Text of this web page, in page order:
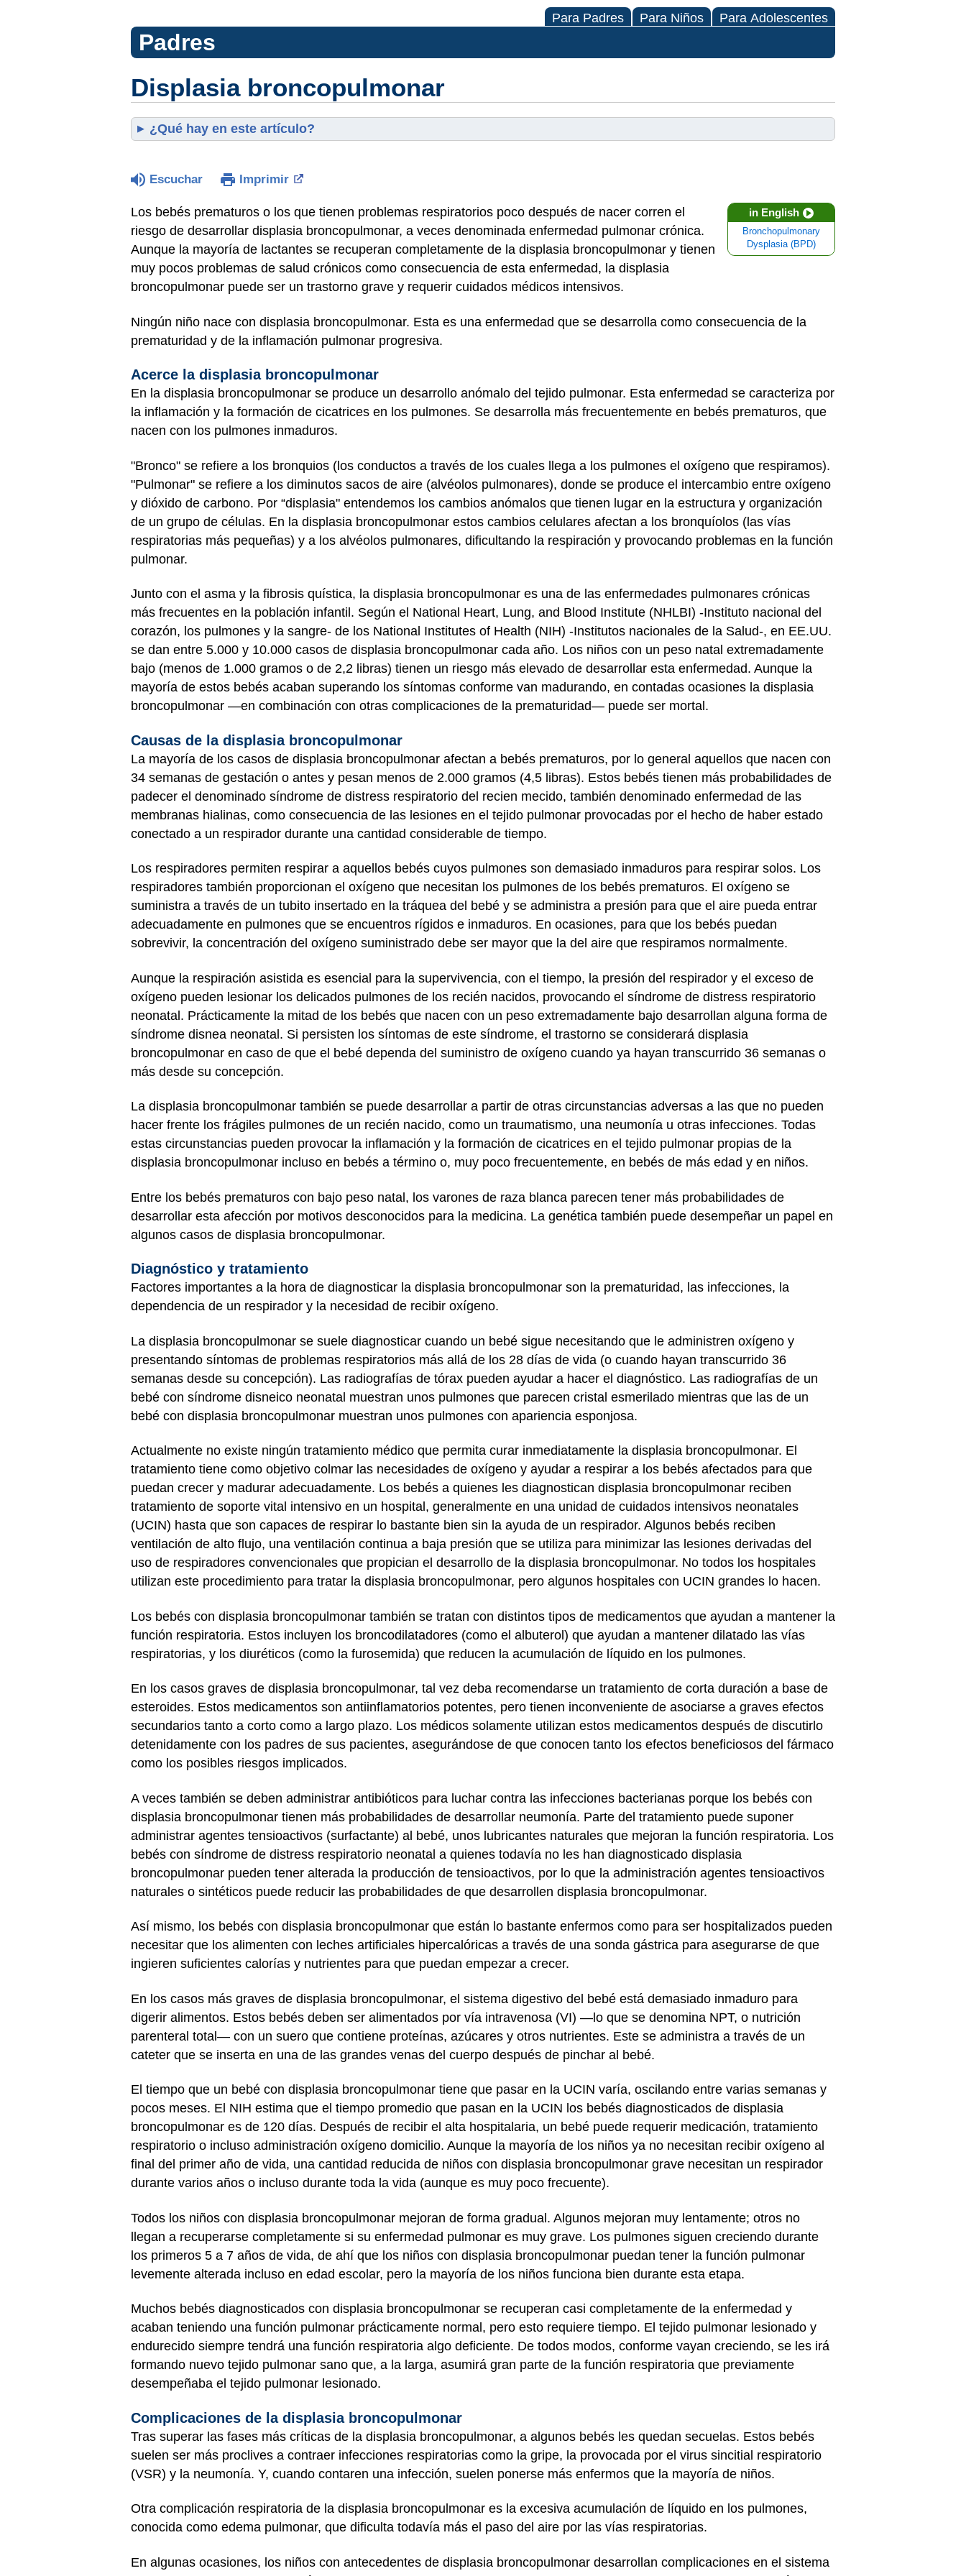
Para Padres Para Niños Para Adolescentes
Padres
Displasia broncopulmonar
¿Qué hay en este artículo?
Escuchar Imprimir
in English
Bronchopulmonary
Dysplasia (BPD)
Los bebés prematuros o los que tienen problemas respiratorios poco después de nacer corren el
riesgo de desarrollar displasia broncopulmonar, a veces denominada enfermedad pulmonar crónica.
Aunque la mayoría de lactantes se recuperan completamente de la displasia broncopulmonar y tienen
muy pocos problemas de salud crónicos como consecuencia de esta enfermedad, la displasia
broncopulmonar puede ser un trastorno grave y requerir cuidados médicos intensivos.
Ningún niño nace con displasia broncopulmonar. Esta es una enfermedad que se desarrolla como consecuencia de la
prematuridad y de la inflamación pulmonar progresiva.
Acerce la displasia broncopulmonar
En la displasia broncopulmonar se produce un desarrollo anómalo del tejido pulmonar. Esta enfermedad se caracteriza por
la inflamación y la formación de cicatrices en los pulmones. Se desarrolla más frecuentemente en bebés prematuros, que
nacen con los pulmones inmaduros.
"Bronco" se refiere a los bronquios (los conductos a través de los cuales llega a los pulmones el oxígeno que respiramos).
"Pulmonar" se refiere a los diminutos sacos de aire (alvéolos pulmonares), donde se produce el intercambio entre oxígeno
y dióxido de carbono. Por “displasia" entendemos los cambios anómalos que tienen lugar en la estructura y organización
de un grupo de células. En la displasia broncopulmonar estos cambios celulares afectan a los bronquíolos (las vías
respiratorias más pequeñas) y a los alvéolos pulmonares, dificultando la respiración y provocando problemas en la función
pulmonar.
Junto con el asma y la fibrosis quística, la displasia broncopulmonar es una de las enfermedades pulmonares crónicas
más frecuentes en la población infantil. Según el National Heart, Lung, and Blood Institute (NHLBI) -Instituto nacional del
corazón, los pulmones y la sangre- de los National Institutes of Health (NIH) -Institutos nacionales de la Salud-, en EE.UU.
se dan entre 5.000 y 10.000 casos de displasia broncopulmonar cada año. Los niños con un peso natal extremadamente
bajo (menos de 1.000 gramos o de 2,2 libras) tienen un riesgo más elevado de desarrollar esta enfermedad. Aunque la
mayoría de estos bebés acaban superando los síntomas conforme van madurando, en contadas ocasiones la displasia
broncopulmonar —en combinación con otras complicaciones de la prematuridad— puede ser mortal.
Causas de la displasia broncopulmonar
La mayoría de los casos de displasia broncopulmonar afectan a bebés prematuros, por lo general aquellos que nacen con
34 semanas de gestación o antes y pesan menos de 2.000 gramos (4,5 libras). Estos bebés tienen más probabilidades de
padecer el denominado síndrome de distress respiratorio del recien mecido, también denominado enfermedad de las
membranas hialinas, como consecuencia de las lesiones en el tejido pulmonar provocadas por el hecho de haber estado
conectado a un respirador durante una cantidad considerable de tiempo.
Los respiradores permiten respirar a aquellos bebés cuyos pulmones son demasiado inmaduros para respirar solos. Los
respiradores también proporcionan el oxígeno que necesitan los pulmones de los bebés prematuros. El oxígeno se
suministra a través de un tubito insertado en la tráquea del bebé y se administra a presión para que el aire pueda entrar
adecuadamente en pulmones que se encuentros rígidos e inmaduros. En ocasiones, para que los bebés puedan
sobrevivir, la concentración del oxígeno suministrado debe ser mayor que la del aire que respiramos normalmente.
Aunque la respiración asistida es esencial para la supervivencia, con el tiempo, la presión del respirador y el exceso de
oxígeno pueden lesionar los delicados pulmones de los recién nacidos, provocando el síndrome de distress respiratorio
neonatal. Prácticamente la mitad de los bebés que nacen con un peso extremadamente bajo desarrollan alguna forma de
síndrome disnea neonatal. Si persisten los síntomas de este síndrome, el trastorno se considerará displasia
broncopulmonar en caso de que el bebé dependa del suministro de oxígeno cuando ya hayan transcurrido 36 semanas o
más desde su concepción.
La displasia broncopulmonar también se puede desarrollar a partir de otras circunstancias adversas a las que no pueden
hacer frente los frágiles pulmones de un recién nacido, como un traumatismo, una neumonía u otras infecciones. Todas
estas circunstancias pueden provocar la inflamación y la formación de cicatrices en el tejido pulmonar propias de la
displasia broncopulmonar incluso en bebés a término o, muy poco frecuentemente, en bebés de más edad y en niños.
Entre los bebés prematuros con bajo peso natal, los varones de raza blanca parecen tener más probabilidades de
desarrollar esta afección por motivos desconocidos para la medicina. La genética también puede desempeñar un papel en
algunos casos de displasia broncopulmonar.
Diagnóstico y tratamiento
Factores importantes a la hora de diagnosticar la displasia broncopulmonar son la prematuridad, las infecciones, la
dependencia de un respirador y la necesidad de recibir oxígeno.
La displasia broncopulmonar se suele diagnosticar cuando un bebé sigue necesitando que le administren oxígeno y
presentando síntomas de problemas respiratorios más allá de los 28 días de vida (o cuando hayan transcurrido 36
semanas desde su concepción). Las radiografías de tórax pueden ayudar a hacer el diagnóstico. Las radiografías de un
bebé con síndrome disneico neonatal muestran unos pulmones que parecen cristal esmerilado mientras que las de un
bebé con displasia broncopulmonar muestran unos pulmones con apariencia esponjosa.
Actualmente no existe ningún tratamiento médico que permita curar inmediatamente la displasia broncopulmonar. El
tratamiento tiene como objetivo colmar las necesidades de oxígeno y ayudar a respirar a los bebés afectados para que
puedan crecer y madurar adecuadamente. Los bebés a quienes les diagnostican displasia broncopulmonar reciben
tratamiento de soporte vital intensivo en un hospital, generalmente en una unidad de cuidados intensivos neonatales
(UCIN) hasta que son capaces de respirar lo bastante bien sin la ayuda de un respirador. Algunos bebés reciben
ventilación de alto flujo, una ventilación continua a baja presión que se utiliza para minimizar las lesiones derivadas del
uso de respiradores convencionales que propician el desarrollo de la displasia broncopulmonar. No todos los hospitales
utilizan este procedimiento para tratar la displasia broncopulmonar, pero algunos hospitales con UCIN grandes lo hacen.
Los bebés con displasia broncopulmonar también se tratan con distintos tipos de medicamentos que ayudan a mantener la
función respiratoria. Estos incluyen los broncodilatadores (como el albuterol) que ayudan a mantener dilatado las vías
respiratorias, y los diuréticos (como la furosemida) que reducen la acumulación de líquido en los pulmones.
En los casos graves de displasia broncopulmonar, tal vez deba recomendarse un tratamiento de corta duración a base de
esteroides. Estos medicamentos son antiinflamatorios potentes, pero tienen inconveniente de asociarse a graves efectos
secundarios tanto a corto como a largo plazo. Los médicos solamente utilizan estos medicamentos después de discutirlo
detenidamente con los padres de sus pacientes, asegurándose de que conocen tanto los efectos beneficiosos del fármaco
como los posibles riesgos implicados.
A veces también se deben administrar antibióticos para luchar contra las infecciones bacterianas porque los bebés con
displasia broncopulmonar tienen más probabilidades de desarrollar neumonía. Parte del tratamiento puede suponer
administrar agentes tensioactivos (surfactante) al bebé, unos lubricantes naturales que mejoran la función respiratoria. Los
bebés con síndrome de distress respiratorio neonatal a quienes todavía no les han diagnosticado displasia
broncopulmonar pueden tener alterada la producción de tensioactivos, por lo que la administración agentes tensioactivos
naturales o sintéticos puede reducir las probabilidades de que desarrollen displasia broncopulmonar.
Así mismo, los bebés con displasia broncopulmonar que están lo bastante enfermos como para ser hospitalizados pueden
necesitar que los alimenten con leches artificiales hipercalóricas a través de una sonda gástrica para asegurarse de que
ingieren suficientes calorías y nutrientes para que puedan empezar a crecer.
En los casos más graves de displasia broncopulmonar, el sistema digestivo del bebé está demasiado inmaduro para
digerir alimentos. Estos bebés deben ser alimentados por vía intravenosa (VI) —lo que se denomina NPT, o nutrición
parenteral total— con un suero que contiene proteínas, azúcares y otros nutrientes. Este se administra a través de un
cateter que se inserta en una de las grandes venas del cuerpo después de pinchar al bebé.
El tiempo que un bebé con displasia broncopulmonar tiene que pasar en la UCIN varía, oscilando entre varias semanas y
pocos meses. El NIH estima que el tiempo promedio que pasan en la UCIN los bebés diagnosticados de displasia
broncopulmonar es de 120 días. Después de recibir el alta hospitalaria, un bebé puede requerir medicación, tratamiento
respiratorio o incluso administración oxígeno domicilio. Aunque la mayoría de los niños ya no necesitan recibir oxígeno al
final del primer año de vida, una cantidad reducida de niños con displasia broncopulmonar grave necesitan un respirador
durante varios años o incluso durante toda la vida (aunque es muy poco frecuente).
Todos los niños con displasia broncopulmonar mejoran de forma gradual. Algunos mejoran muy lentamente; otros no
llegan a recuperarse completamente si su enfermedad pulmonar es muy grave. Los pulmones siguen creciendo durante
los primeros 5 a 7 años de vida, de ahí que los niños con displasia broncopulmonar puedan tener la función pulmonar
levemente alterada incluso en edad escolar, pero la mayoría de los niños funciona bien durante esta etapa.
Muchos bebés diagnosticados con displasia broncopulmonar se recuperan casi completamente de la enfermedad y
acaban teniendo una función pulmonar prácticamente normal, pero esto requiere tiempo. El tejido pulmonar lesionado y
endurecido siempre tendrá una función respiratoria algo deficiente. De todos modos, conforme vayan creciendo, se les irá
formando nuevo tejido pulmonar sano que, a la larga, asumirá gran parte de la función respiratoria que previamente
desempeñaba el tejido pulmonar lesionado.
Complicaciones de la displasia broncopulmonar
Tras superar las fases más críticas de la displasia broncopulmonar, a algunos bebés les quedan secuelas. Estos bebés
suelen ser más proclives a contraer infecciones respiratorias como la gripe, la provocada por el virus sincitial respiratorio
(VSR) y la neumonía. Y, cuando contaren una infección, suelen ponerse más enfermos que la mayoría de niños.
Otra complicación respiratoria de la displasia broncopulmonar es la excesiva acumulación de líquido en los pulmones,
conocida como edema pulmonar, que dificulta todavía más el paso del aire por las vías respiratorias.
En algunas ocasiones, los niños con antecedentes de displasia broncopulmonar desarrollan complicaciones en el sistema